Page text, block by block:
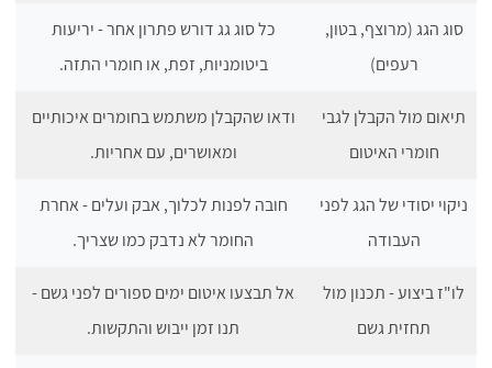
סוג הגג (מרוצף, בטון,
רעפים)
כל סוג גג דורש פתרון אחר - יריעות
ביטומניות, זפת, או חומרי התזה.
תיאום מול הקבלן לגבי
חומרי האיטום
ודאו שהקבלן משתמש בחומרים איכותיים
ומאושרים, עם אחריות.
ניקוי יסודי של הגג לפני
העבודה
חובה לפנות לכלוך, אבק ועלים - אחרת
החומר לא נדבק כמו שצריך.
לו"ז ביצוע - תכנון מול
תחזית גשם
אל תבצעו איטום ימים ספורים לפני גשם -
תנו זמן ייבוש והתקשות.